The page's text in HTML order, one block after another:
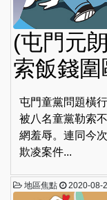
(屯門元
索飯錢
屯門童黨問題橫
被八名童黨勒索
網羞辱。連同今
欺凌案件...
地區焦點 2020-08-